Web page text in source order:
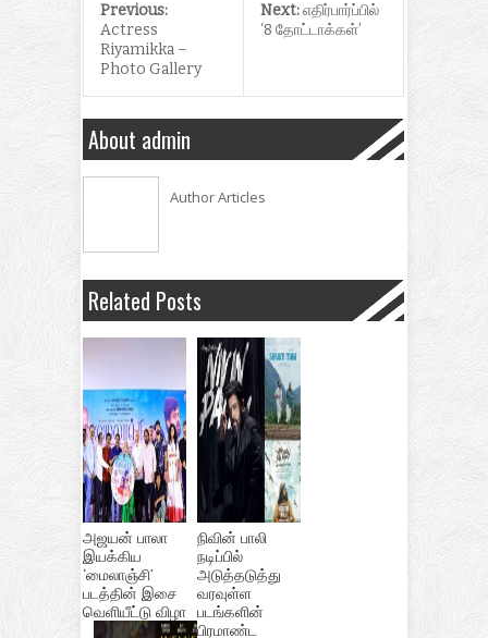
Previous:
Actress
Riyamikka –
Photo Gallery
Next:எதிர்பார்ப்பில்
‘8 தோட்டாக்கள்’
About admin
Author Articles
Related Posts
அஜயன் பாலா
இயக்கிய
‘மைலாஞ்சி’
படத்தின் இசை
வெளியீட்டு விழா
நிவின் பாலி
நடிப்பில்
அடுத்தடுத்து
வரவுள்ள
படங்களின்
பிரமாண்ட